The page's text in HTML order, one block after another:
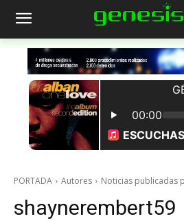
PORTADA Autores Noticias publicadas
shaynerembert59